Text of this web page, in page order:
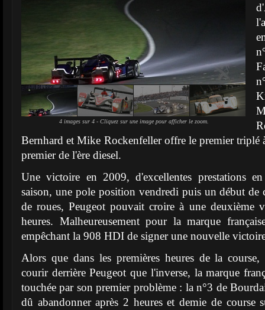
4 images sur 4 - Cliquez sur une image pour afficher le zoom.
Bernhard et Mike Rockenfeller offre le premier
premier de l'ère diesel.
Une victoire en 2009, d'excellentes prestations
saison, une pole position vendredi puis un début de
de roues, Peugeot pouvait croire à une deuxième
heures. Malheureusement pour la marque
empêchant la 908 HDI de signer une nouvelle
Alors que dans les premières heures de la
courir derrière Peugeot que l'inverse, la marque
touchée par son premier problème : la n°3 de
dû abandonner après 2 heures et demie de course